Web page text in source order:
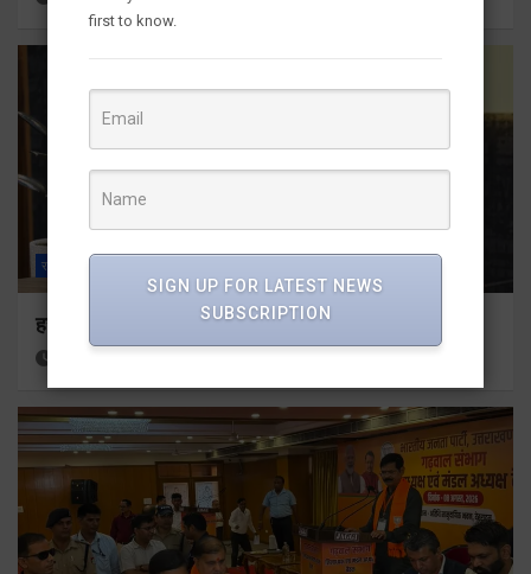
राज्य
हर घर तिरंगा अभियान को जन-जन तक पहुंचाने की तैयारी
first to know.
SIGN UP FOR LATEST NEWS
SUBSCRIPTION